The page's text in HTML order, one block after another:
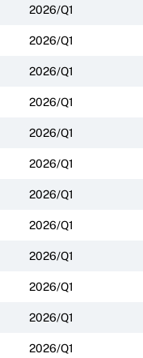
2026/Q1
2026/Q1
2026/Q1
2026/Q1
2026/Q1
2026/Q1
2026/Q1
2026/Q1
2026/Q1
2026/Q1
2026/Q1
2026/Q1